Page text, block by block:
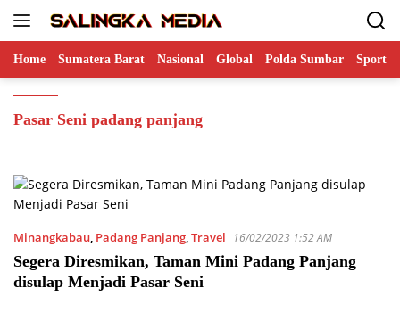
Home Sumatera Barat Nasional Global Polda Sumbar Sports
Pasar Seni padang panjang
Minangkabau, Padang Panjang,Travel 16/02/2023 1:52 AM
Segera Diresmikan, Taman Mini Padang Panjang
disulap Menjadi Pasar Seni